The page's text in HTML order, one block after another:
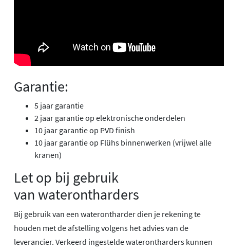
Garantie:
5 jaar garantie
2 jaar garantie op elektronische onderdelen
10 jaar garantie op PVD finish
10 jaar garantie op Flühs binnenwerken (vrijwel alle
kranen)
Let op bij gebruik
van waterontharders
Bij gebruik van een waterontharder dien je rekening te
houden met de afstelling volgens het advies van de
leverancier. Verkeerd ingestelde waterontharders kunnen